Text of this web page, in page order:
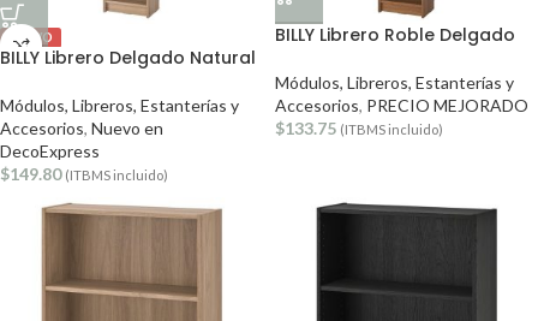
NUEVO
BILLY Librero Delgado Natural
Módulos, Libreros, Estanterías y
Accesorios, Nuevo en
DecoExpress
$149.80 (ITBMS incluido)
BILLY Librero Roble Delgado
Módulos, Libreros, Estanterías y
Accesorios, PRECIO MEJORADO
$133.75 (ITBMS incluido)